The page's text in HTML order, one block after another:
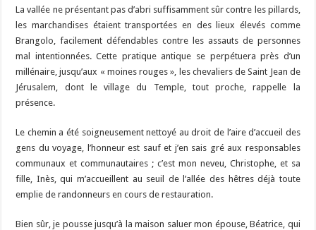
La vallée ne présentant pas d’abri suffisamment sûr contre les pillards,
les marchandises étaient transportées en des lieux élevés comme
Brangolo, facilement défendables contre les assauts de personnes
mal intentionnées. Cette pratique antique se perpétuera près d’un
millénaire, jusqu’aux « moines rouges », les chevaliers de Saint Jean de
Jérusalem, dont le village du Temple, tout proche, rappelle la
présence.
Le chemin a été soigneusement nettoyé au droit de l’aire d’accueil des
gens du voyage, l’honneur est sauf et j’en sais gré aux responsables
communaux et communautaires ; c’est mon neveu, Christophe, et sa
fille, Inès, qui m’accueillent au seuil de l’allée des hêtres déjà toute
emplie de randonneurs en cours de restauration.
Bien sûr, je pousse jusqu’à la maison saluer mon épouse, Béatrice, qui